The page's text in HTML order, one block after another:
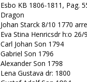
Esbo KB 1806-1811, Pag.
Dragon
Johan Starck 8/10 1770
Eva Stina Henricsdr h:o 26/
Carl Johan Son 1794
Gabriel Son 1796
Alexander Son 1798
Lena Gustava dr: 1800